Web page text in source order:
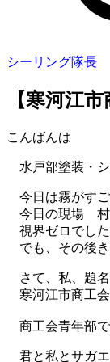
シーリング隊長
【寒河江
こんばんは
水戸部塗装・シ
今日は霧がすご
今日の現場 村
視界ゼロでした
でも、その後き
さて、私、題名
寒河江市商工会
商工会青年部
君と私とサガエ